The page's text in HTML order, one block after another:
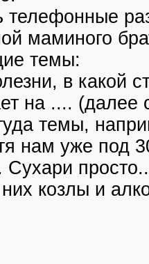
телефонные
маминого
темы:
в какой
на .... (далее
темы,
нам уже под
Сухари
козлы и